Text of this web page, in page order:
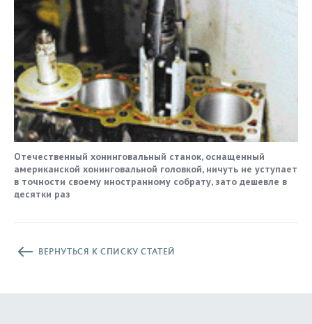
Отечественный хонинговальный станок, оснащенный
американской хонинговальной головкой, ничуть не уступает
в точности своему иностранному собрату, зато дешевле в
десятки раз
ВЕРНУТЬСЯ К СПИСКУ СТАТЕЙ